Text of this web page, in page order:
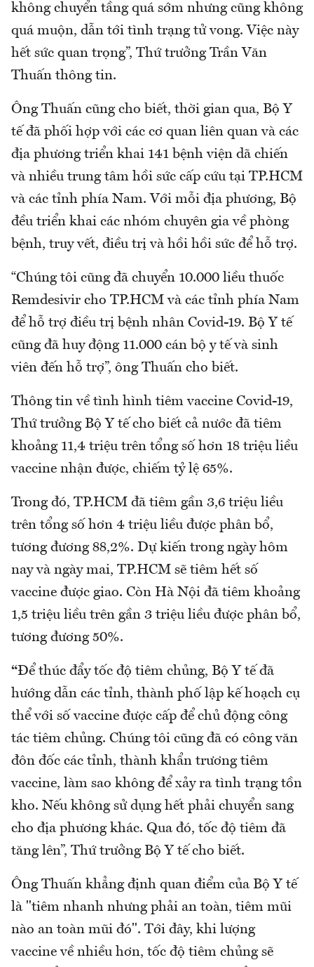
không chuyển tầng quá sớm nhưng cũng không
quá muộn, dẫn tới tình trạng tử vong. Việc này
hết sức quan trọng”, Thứ trưởng Trần Văn
Thuấn thông tin.
Ông Thuấn cũng cho biết, thời gian qua, Bộ Y
tế đã phối hợp với các cơ quan liên quan và các
địa phương triển khai 141 bệnh viện dã chiến
và nhiều trung tâm hồi sức cấp cứu tại TP.HCM
và các tỉnh phía Nam. Với mỗi địa phương, Bộ
đều triển khai các nhóm chuyên gia về phòng
bệnh, truy vết, điều trị và hồi hồi sức để hỗ trợ.
“Chúng tôi cũng đã chuyển 10.000 liều thuốc
Remdesivir cho TP.HCM và các tỉnh phía Nam
để hỗ trợ điều trị bệnh nhân Covid-19. Bộ Y tế
cũng đã huy động 11.000 cán bộ y tế và sinh
viên đến hỗ trợ”, ông Thuấn cho biết.
Thông tin về tình hình tiêm vaccine Covid-19,
Thứ trưởng Bộ Y tế cho biết cả nước đã tiêm
khoảng 11,4 triệu trên tổng số hơn 18 triệu liều
vaccine nhận được, chiếm tỷ lệ 65%.
Trong đó, TP.HCM đã tiêm gần 3,6 triệu liều
trên tổng số hơn 4 triệu liều được phân bổ,
tương đương 88,2%. Dự kiến trong ngày hôm
nay và ngày mai, TP.HCM sẽ tiêm hết số
vaccine được giao. Còn Hà Nội đã tiêm khoảng
1,5 triệu liều trên gần 3 triệu liều được phân bổ,
tương đương 50%.
“Để thúc đẩy tốc độ tiêm chủng, Bộ Y tế đã
hướng dẫn các tỉnh, thành phố lập kế hoạch cụ
thể với số vaccine được cấp để chủ động công
tác tiêm chủng. Chúng tôi cũng đã có công văn
đôn đốc các tỉnh, thành khẩn trương tiêm
vaccine, làm sao không để xảy ra tình trạng tồn
kho. Nếu không sử dụng hết phải chuyển sang
cho địa phương khác. Qua đó, tốc độ tiêm đã
tăng lên”, Thứ trưởng Bộ Y tế cho biết.
Ông Thuấn khẳng định quan điểm của Bộ Y tế
là "tiêm nhanh nhưng phải an toàn, tiêm mũi
nào an toàn mũi đó". Tới đây, khi lượng
vaccine về nhiều hơn, tốc độ tiêm chủng sẽ